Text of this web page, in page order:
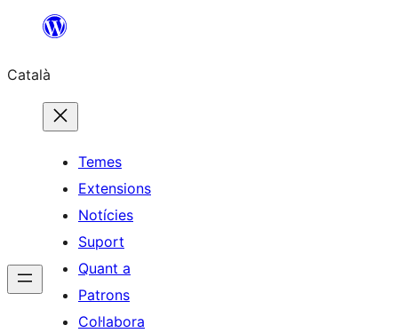
contingut
Català
Temes
Extensions
Notícies
Suport
Quant a
Patrons
Col·labora